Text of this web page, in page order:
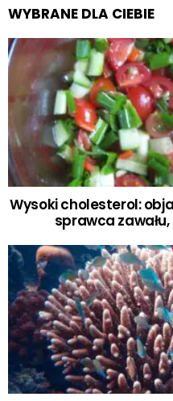
WYBRANE DLA CIEBIE
Wysoki cholesterol:
sprawca